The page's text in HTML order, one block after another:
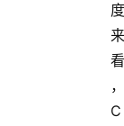
度
来
看
，
C